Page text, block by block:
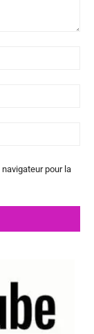
pour la